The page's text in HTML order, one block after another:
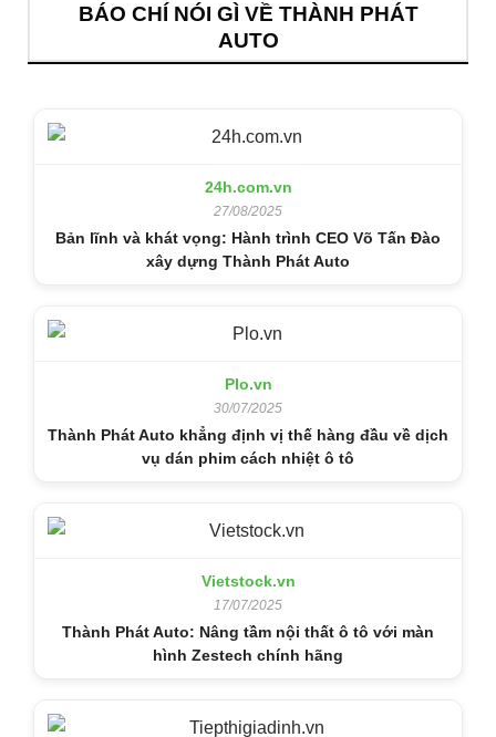
BÁO CHÍ NÓI GÌ VỀ THÀNH PHÁT
AUTO
24h.com.vn
27/08/2025
Bản lĩnh và khát vọng: Hành trình CEO Võ Tấn Đào
xây dựng Thành Phát Auto
Plo.vn
30/07/2025
Thành Phát Auto khẳng định vị thế hàng đầu về dịch
vụ dán phim cách nhiệt ô tô
Vietstock.vn
17/07/2025
Thành Phát Auto: Nâng tầm nội thất ô tô với màn
hình Zestech chính hãng